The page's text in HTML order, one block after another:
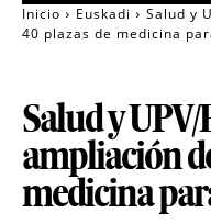
Inicio Euskadi
Salud y
40 plazas de medicina
Salud y
ampliación
medicina